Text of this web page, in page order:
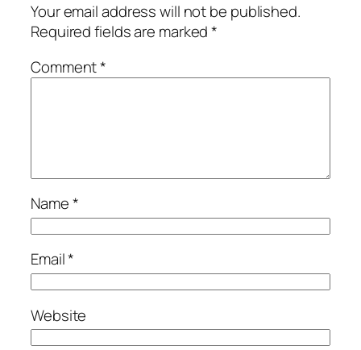
Your email address will not be published.
Required fields are marked*
Comment*
Name*
Email*
Website